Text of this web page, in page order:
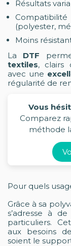
Résultats
(polyester,
Moins
La DTF
textiles, clairs
avec une
régularité de
Vous
Comparez
méthode
Pour quels
Grâce à sa
s’adresse à
particuliers.
aux besoins
soient le